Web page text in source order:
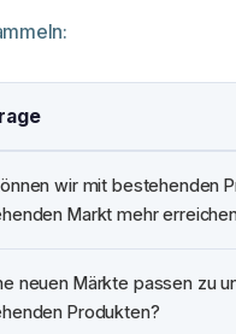
wir mit bestehenden
Markt mehr
neuen Märkte passen zu
Produkten?